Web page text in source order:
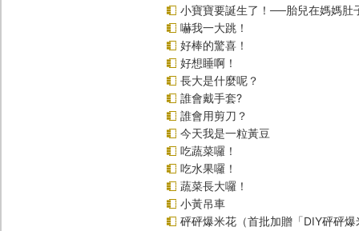
小寶寶要誕生了！──胎兒在媽媽肚
嚇我一大跳！
好棒的驚喜！
好想睡啊！
長大是什麼呢？
誰會戴手套?
誰會用剪刀？
今天我是一粒黃豆
吃蔬菜囉！
吃水果囉！
蔬菜長大囉！
小黃吊車
砰砰爆米花（首批加贈「DIY砰砰